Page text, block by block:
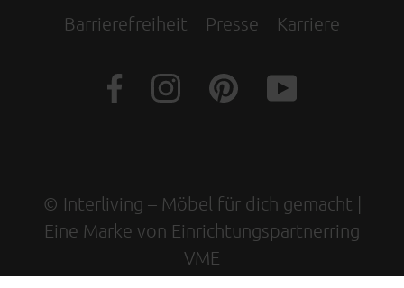
Barrierefreiheit
Presse Karriere
© Interliving – Möbel für dich gemacht |
Eine Marke von Einrichtungspartnerring
VME